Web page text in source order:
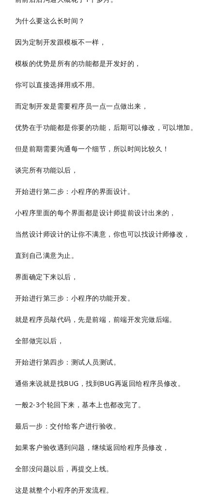
为什么要这么长时间？
因为定制开发跟模板不一样，
模板的优势是所有的功能都是开发好的，
你可以直接选择用或不用。
而定制开发是需要程序员一点一点做出来，
优势在于功能都是你要的功能，后期可以修改，可以增加。
但是前期需要沟通每一个细节，所以时间比较久！
谈完所有功能以后，
开始进行第二步：小程序的界面设计。
小程序里面的每个界面都是设计师提前设计出来的，
当然设计师设计的让你不满意，你也可以找设计师修改，
直到自己满意为止。
界面确定下来以后，
开始进行第三步：小程序的功能开发。
就是程序员敲代码，先是前端，前端开发完做后端。
全部做完以后，
开始进行第四步：测试人员测试。
通俗来说就是找BUG，找到BUG再返回给程序员修改。
一般2-3个轮回下来，基本上也都改完了。
最后一步：交付给客户进行验收。
如果客户验收遇到问题，继续返回给程序员修改，
全部没问题以后，再提交上线。
这是就整个小程序的开发流程。